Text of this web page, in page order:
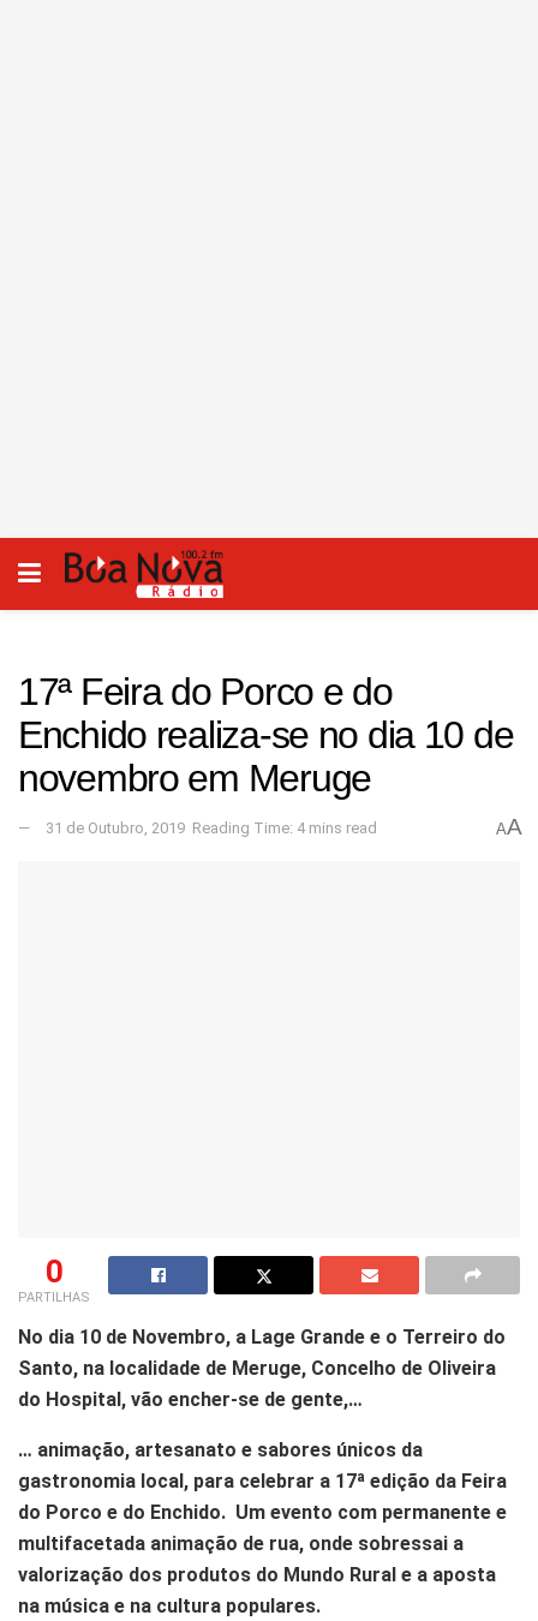
17ª Feira do Porco e do
Enchido realiza-se no dia 10 de
novembro em Meruge
31 de Outubro, 2019 Reading Time: 4 mins read AA
0
PARTILHAS
No dia 10 de Novembro, a Lage Grande e o Terreiro do
Santo, na localidade de Meruge, Concelho de Oliveira
do Hospital, vão encher-se de gente,…
… animação, artesanato e sabores únicos da
gastronomia local, para celebrar a 17ª edição da Feira
do Porco e do Enchido. Um evento com permanente e
multifacetada animação de rua, onde sobressai a
valorização dos produtos do Mundo Rural e a aposta
na música e na cultura populares.